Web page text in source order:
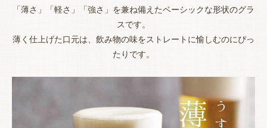
「薄さ」「軽さ」「強さ」を兼ね備えたベーシックな形状のグラ
スです。
薄く仕上げた口元は、飲み物の味をストレートに愉しむのにぴっ
たりです。